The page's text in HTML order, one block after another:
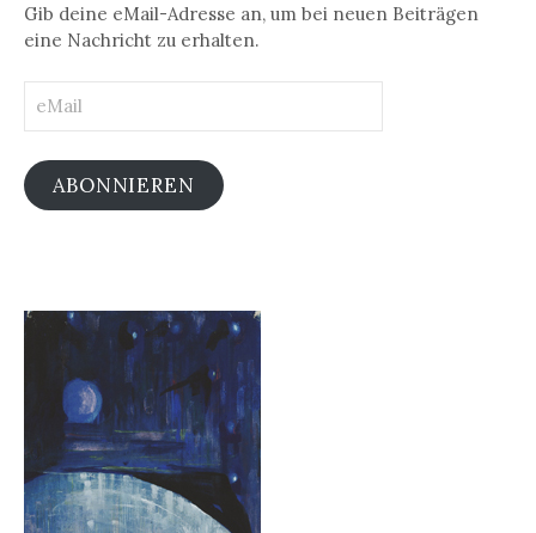
Gib deine eMail-Adresse an, um bei neuen Beiträgen
eine Nachricht zu erhalten.
ABONNIEREN